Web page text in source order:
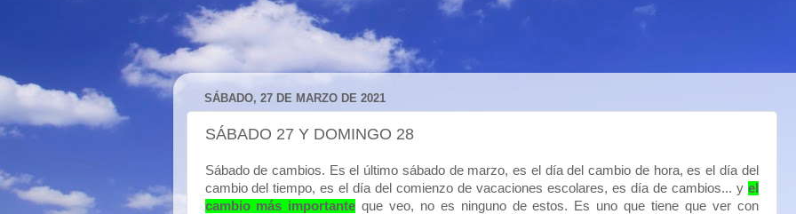
SÁBADO, 27 DE MARZO DE 2021
SÁBADO 27 Y DOMINGO 28
Sábado de cambios. Es el último sábado de marzo, es el día del cambio de hora, es el día del
cambio del tiempo, es el día del comienzo de vacaciones escolares, es día de cambios... y el
cambio más importante que veo, no es ninguno de estos. Es uno que tiene que ver con